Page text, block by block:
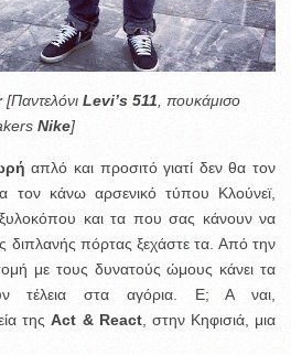
[Παντελόνι Levi’s 511 , πουκάμισο
Nike]
απλό και προσιτό γιατί δεν θα τον
τον κάνω αρσενικό τύπου Κλούνεϊ,
και τα που σας κάνουν να
διπλανής πόρτας ξεχάστε τα. Από την
με τους δυνατούς ώμους κάνει τα
τέλεια στα αγόρια. Ε; Α ναι,
τηςAct & React, στην Κηφισιά, μια